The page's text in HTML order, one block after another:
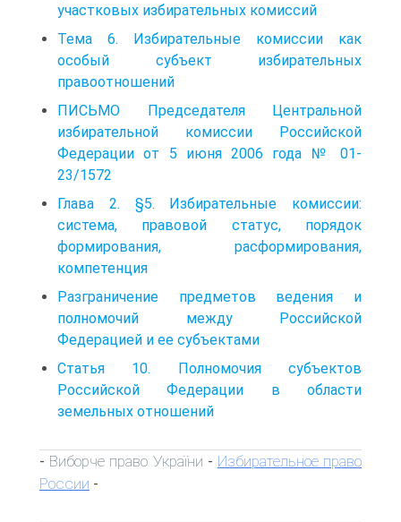
участковых избирательных комиссий
Тема 6. Избирательные комиссии как
особый субъект избирательных
правоотношений
ПИСЬМО Председателя Центральной
избирательной комиссии Российской
Федерации от 5 июня 2006 года № 01-
23/1572
Глава 2. §5. Избирательные комиссии:
система, правовой статус, порядок
формирования, расформирования,
компетенция
Разграничение предметов ведения и
полномочий между Российской
Федерацией и ее субъектами
Статья 10. Полномочия субъектов
Российской Федерации в области
земельных отношений
- Виборче право України - Избирательное право
России -